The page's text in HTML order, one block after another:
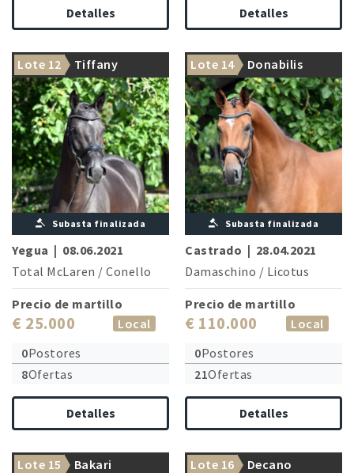
Detalles Detalles
Lote 12 Tiffany
Subasta finalizada
Yegua | 08.06.2021
Total McLaren / Conello
Precio de martillo
€ 25.000
Local
0Postores
8Ofertas
Detalles
Lote 14 Donabilis
Subasta finalizada
Castrado | 28.04.2021
Damaschino / Licotus
Precio de martillo
€ 110.000
Local
0Postores
21Ofertas
Detalles
Lote 15 Bakari Lote 16 Decano